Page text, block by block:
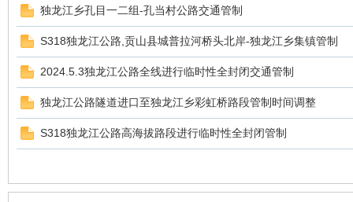
独龙江乡孔目一二组-孔当村公路交通管制
S318独龙江公路,贡山县城普拉河桥头北岸-独龙江乡集镇管制
2024.5.3独龙江公路全线进行临时性全封闭交通管制
独龙江公路隧道进口至独龙江乡彩虹桥路段管制时间调整
S318独龙江公路高海拔路段进行临时性全封闭管制